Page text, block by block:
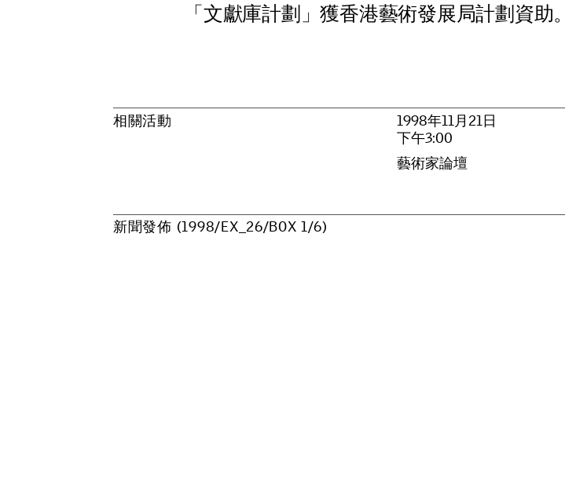
「文獻庫計劃 」獲香港藝術發展局計劃資助。
相關活動 1998年11月 21日
下午3:00
藝術家論壇
新聞發佈 (1998/EX 26/BOX 1/6)